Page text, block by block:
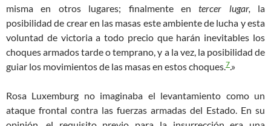
misma en otros lugares; finalmente en tercer lugar, la
posibilidad de crear en las masas este ambiente de lucha y esta
voluntad de victoria a todo precio que harán inevitables los
choques armados tarde o temprano, y a la vez, la posibilidad de
guiar los movimientos de las masas en estos choques.7.»
Rosa Luxemburg no imaginaba el levantamiento como un
ataque frontal contra las fuerzas armadas del Estado. En su